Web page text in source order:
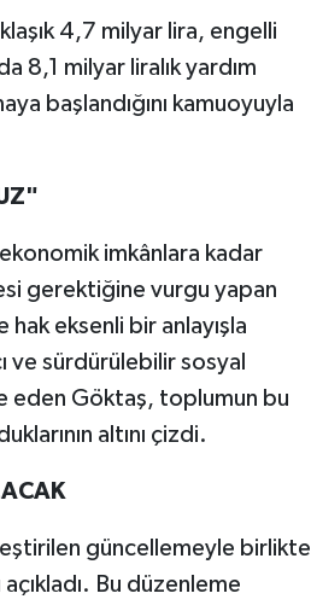
4,7 milyar lira, engelli
8,1 milyar liralık yardım
başlandığını kamuoyuyla
imkânlara kadar
gerektiğine vurgu yapan
eksenli bir anlayışla
ve sürdürülebilir sosyal
eden Göktaş, toplumun bu
altını çizdi.
güncellemeyle birlikte
açıkladı. Bu düzenleme